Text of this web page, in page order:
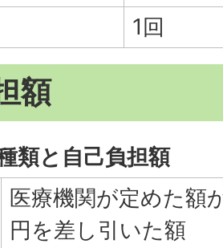
1回
額
類と自己負担額
医療機関が定めた額
円を差し引いた額